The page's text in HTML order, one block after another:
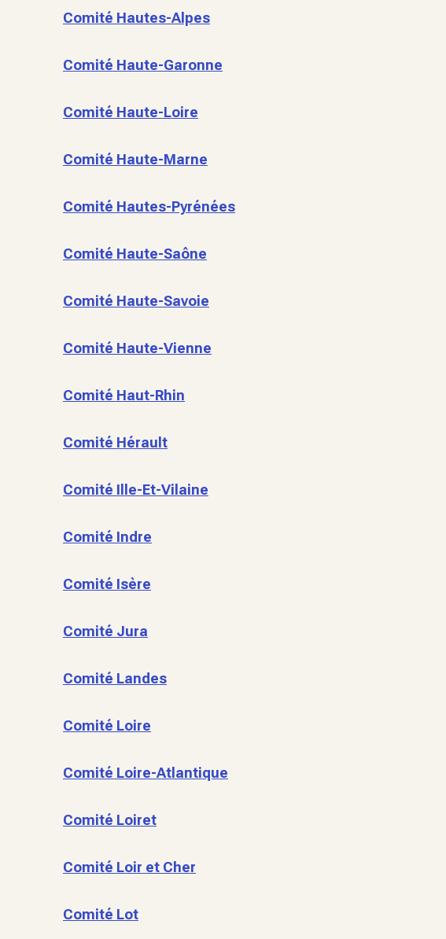
Comité Hautes-Alpes
Comité Haute-Garonne
Comité Haute-Loire
Comité Haute-Marne
Comité Hautes-Pyrénées
Comité Haute-Saône
Comité Haute-Savoie
Comité Haute-Vienne
Comité Haut-Rhin
Comité Hérault
Comité Ille-Et-Vilaine
Comité Indre
Comité Isère
Comité Jura
Comité Landes
Comité Loire
Comité Loire-Atlantique
Comité Loiret
Comité Loir et Cher
Comité Lot